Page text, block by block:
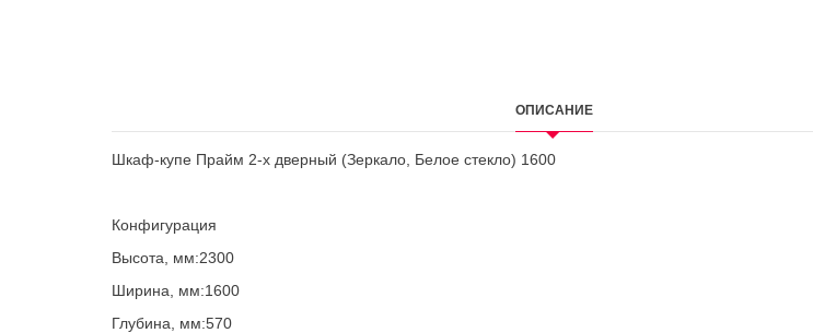
ОПИСАНИЕ
Шкаф-купе Прайм 2-х дверный (Зеркало, Белое стекло) 1600
Конфигурация
Высота, мм:2300
Ширина, мм:1600
Глубина, мм:570